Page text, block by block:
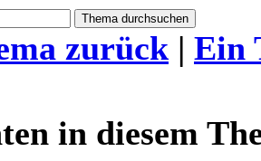
zurück | Ein
in diesem